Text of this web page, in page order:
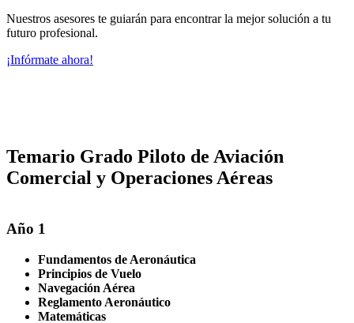
Nuestros asesores te guiarán para encontrar la mejor solución a tu
futuro profesional.
¡Infórmate ahora!
Temario Grado Piloto de Aviación
Comercial y Operaciones Aéreas
Año 1
Fundamentos de Aeronáutica
Principios de Vuelo
Navegación Aérea
Reglamento Aeronáutico
Matemáticas